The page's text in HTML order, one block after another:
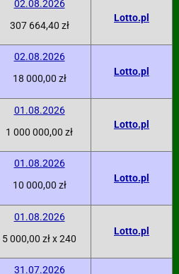
02.08.2026
307 664,40 zł
Lotto.pl
02.08.2026
18 000,00 zł
Lotto.pl
01.08.2026
1 000 000,00 zł
Lotto.pl
01.08.2026
10 000,00 zł
Lotto.pl
01.08.2026
5 000,00 zł x 240
Lotto.pl
31.07.2026